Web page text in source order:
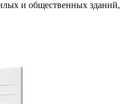
и общественных зданий,